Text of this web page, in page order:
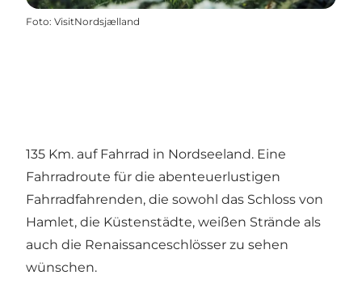
Foto: VisitNordsjælland
135 Km. auf Fahrrad in Nordseeland. Eine
Fahrradroute für die abenteuerlustigen
Fahrradfahrenden, die sowohl das Schloss von
Hamlet, die Küstenstädte, weißen Strände als
auch die Renaissanceschlösser zu sehen
wünschen.